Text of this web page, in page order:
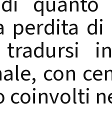
perdita
con